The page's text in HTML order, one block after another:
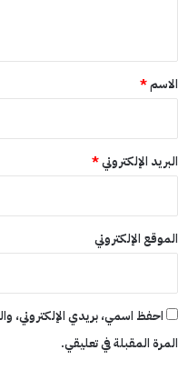
*
الاسم*
البريد الإلكتروني*
الموقع الإلكتروني
احفظ اسمي، بريدي الإلكتروني،
المرة المقبلة في تعليقي.